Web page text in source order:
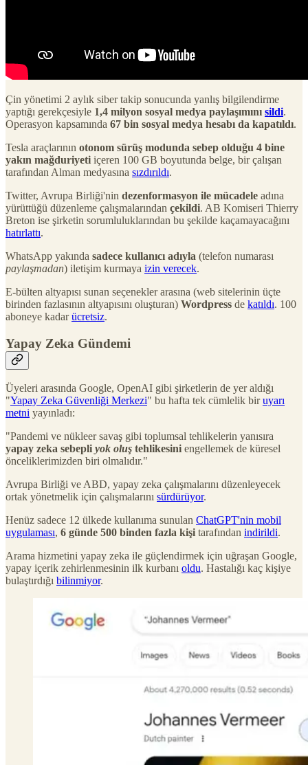
Çin yönetimi 2 aylık siber takip sonucunda yanlış bilgilendirme
yaptığı gerekçesiyle 1,4 milyon sosyal medya paylaşımını sildi.
Operasyon kapsamında 67 bin sosyal medya hesabı da kapatıldı.
Tesla araçlarının otonom sürüş modunda sebep olduğu 4 bine
yakın mağduriyeti içeren 100 GB boyutunda belge, bir çalışan
tarafından Alman medyasına sızdırıldı.
Twitter, Avrupa Birliği'nin dezenformasyon ile mücadele adına
yürüttüğü düzenleme çalışmalarından çekildi. AB Komiseri Thierry
Breton ise şirketin sorumluluklarından bu şekilde kaçamayacağını
hatırlattı.
WhatsApp yakında sadece kullanıcı adıyla (telefon numarası
paylaşmadan) iletişim kurmaya izin verecek.
E-bülten altyapısı sunan seçenekler arasına (web sitelerinin üçte
birinden fazlasının altyapısını oluşturan) Wordpress de katıldı. 100
aboneye kadarücretsiz.
Yapay Zeka Gündemi
Üyeleri arasında Google, OpenAI gibi şirketlerin de yer aldığı
"Yapay Zeka Güvenliği Merkezi" bu hafta tek cümlelik biruyarı
metni yayınladı:
"Pandemi ve nükleer savaş gibi toplumsal tehlikelerin yanısıra
yapay zeka sebepli yok oluş tehlikesini engellemek de küresel
önceliklerimizden biri olmalıdır."
Avrupa Birliği ve ABD, yapay zeka çalışmalarını düzenleyecek
ortak yönetmelik için çalışmalarını sürdürüyor.
Henüz sadece 12 ülkede kullanıma sunulan ChatGPT'nin mobil
uygulaması, 6 günde 500 binden fazla kişi tarafından indirildi.
Arama hizmetini yapay zeka ile güçlendirmek için uğraşan Google,
yapay içerik zehirlenmesinin ilk kurbanı oldu. Hastalığı kaç kişiye
bulaştırdığı bilinmiyor.